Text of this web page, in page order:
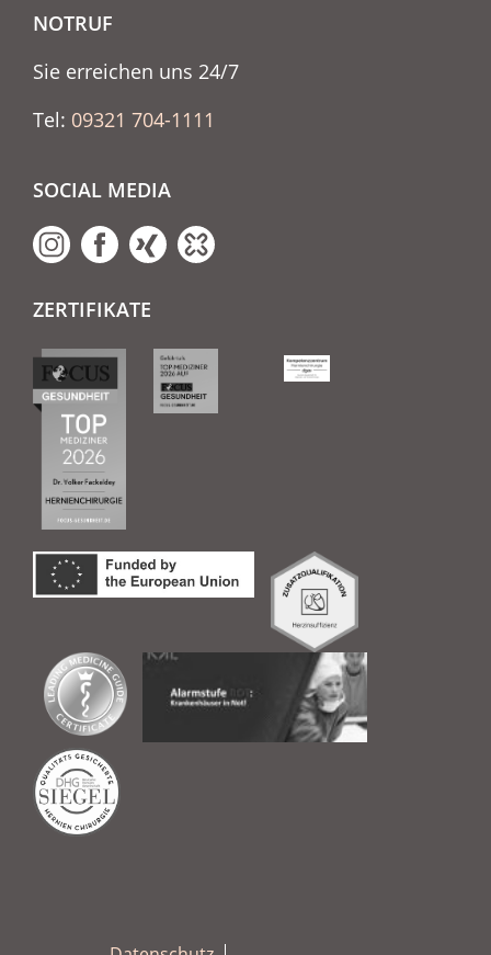
NOTRUF
Sie erreichen uns 24/7
Tel: 09321 704-1111
SOCIAL MEDIA
ZERTIFIKATE